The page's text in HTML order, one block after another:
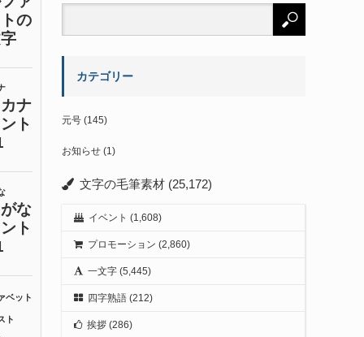
カテゴリー
元号 (145)
お知らせ (1)
文字の毛筆素材 (25,172)
イベント (1,608)
プロモーション (2,860)
一文字 (5,445)
四字熟語 (212)
挨拶 (286)